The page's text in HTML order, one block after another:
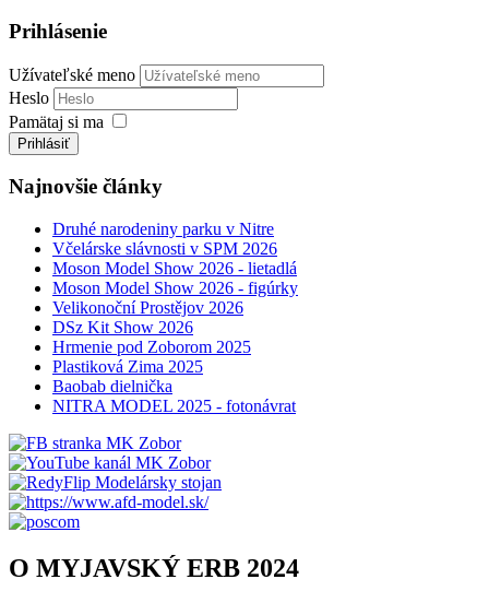
Prihlásenie
Užívateľské meno
Heslo
Pamätaj si ma
Prihlásiť
Najnovšie články
Druhé narodeniny parku v Nitre
Včelárske slávnosti v SPM 2026
Moson Model Show 2026 - lietadlá
Moson Model Show 2026 - figúrky
Velikonoční Prostějov 2026
DSz Kit Show 2026
Hrmenie pod Zoborom 2025
Plastiková Zima 2025
Baobab dielnička
NITRA MODEL 2025 - fotonávrat
O MYJAVSKÝ ERB 2024